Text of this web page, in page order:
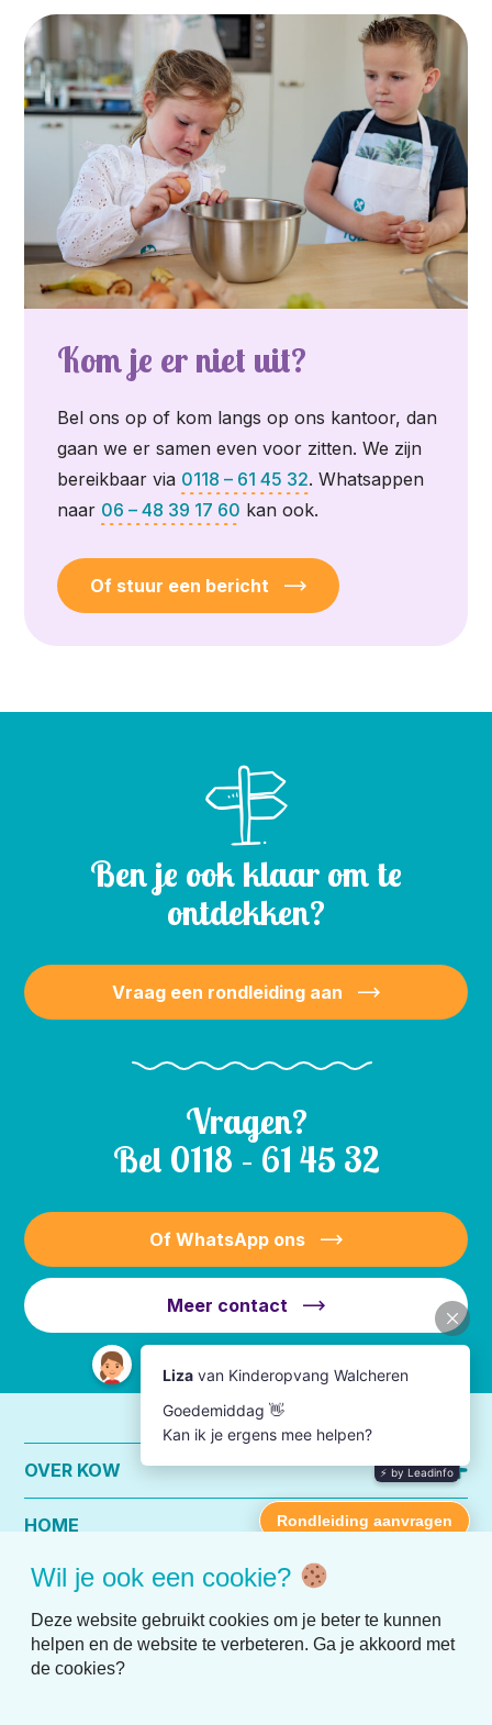
Kom je er niet uit?
Bel ons op of kom langs op ons kantoor, dan
gaan we er samen even voor zitten. We zijn
bereikbaar via 0118 – 61 45 32. Whatsappen
naar 06 – 48 39 17 60 kan ook.
Of stuur een bericht
Ben je ook klaar om te
ontdekken?
Vraag een rondleiding aan
Vragen?
Bel 0118 – 61 45 32
Of WhatsApp ons
Meer contact
OVER KOW
HOME
PRAKTISCHE INFO
Wil je ook een cookie?
Deze website gebruikt cookies om je beter te kunnen
helpen en de website te verbeteren. Ga je akkoord met
de cookies?